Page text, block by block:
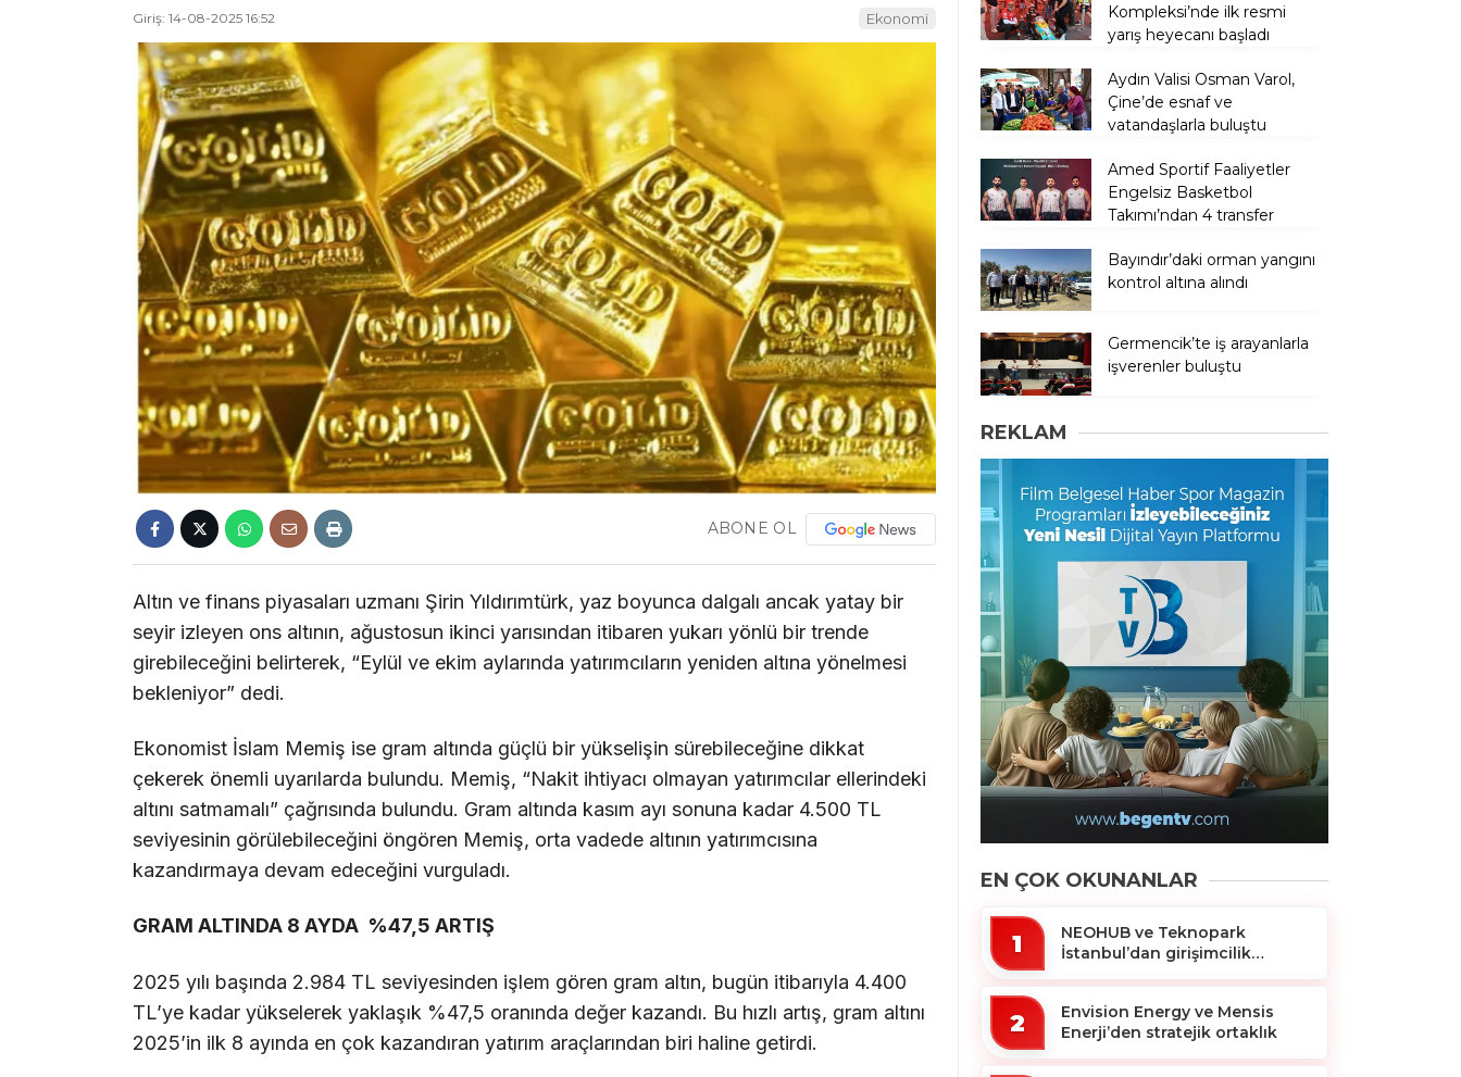
Giriş: 14-08-2025 16:52 Ekonomi
ABONE OL
Altın ve finans piyasaları uzmanı Şirin Yıldırımtürk, yaz boyunca dalgalı ancak yatay bir
seyir izleyen ons altının, ağustosun ikinci yarısından itibaren yukarı yönlü bir trende
girebileceğini belirterek, “Eylül ve ekim aylarında yatırımcıların yeniden altına yönelmesi
bekleniyor” dedi.
Ekonomist İslam Memiş ise gram altında güçlü bir yükselişin sürebileceğine dikkat
çekerek önemli uyarılarda bulundu. Memiş, “Nakit ihtiyacı olmayan yatırımcılar ellerindeki
altını satmamalı” çağrısında bulundu. Gram altında kasım ayı sonuna kadar 4.500 TL
seviyesinin görülebileceğini öngören Memiş, orta vadede altının yatırımcısına
kazandırmaya devam edeceğini vurguladı.
GRAM ALTINDA 8 AYDA %47,5 ARTIŞ
2025 yılı başında 2.984 TL seviyesinden işlem gören gram altın, bugün itibarıyla 4.400
TL’ye kadar yükselerek yaklaşık %47,5 oranında değer kazandı. Bu hızlı artış, gram altını
2025’in ilk 8 ayında en çok kazandıran yatırım araçlarından biri haline getirdi.
Kompleksi’nde ilk resmi
yarış heyecanı başladı
Aydın Valisi Osman Varol,
Çine’de esnaf ve
vatandaşlarla buluştu
Amed Sportif Faaliyetler
Engelsiz Basketbol
Takımı’ndan 4 transfer
Bayındır’daki orman yangını
kontrol altına alındı
Germencik’te iş arayanlarla
işverenler buluştu
REKLAM
EN ÇOK OKUNANLAR
1
NEOHUB ve Teknopark
İstanbul’dan girişimcilik
2
Envision Energy ve Mensis
Enerji’den stratejik ortaklık